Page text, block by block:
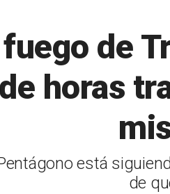
de
horas
está
de